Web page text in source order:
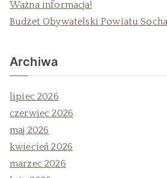
Ważna informacja!
Budżet Obywatelski Powiatu
Archiwa
lipiec 2026
czerwiec 2026
maj 2026
kwiecień 2026
marzec 2026